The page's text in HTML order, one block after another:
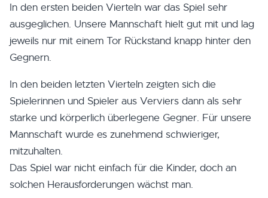
In den ersten beiden Vierteln war das Spiel sehr
ausgeglichen. Unsere Mannschaft hielt gut mit und lag
jeweils nur mit einem Tor Rückstand knapp hinter den
Gegnern.
In den beiden letzten Vierteln zeigten sich die
Spielerinnen und Spieler aus Verviers dann als sehr
starke und körperlich überlegene Gegner. Für unsere
Mannschaft wurde es zunehmend schwieriger,
mitzuhalten.
Das Spiel war nicht einfach für die Kinder, doch an
solchen Herausforderungen wächst man.